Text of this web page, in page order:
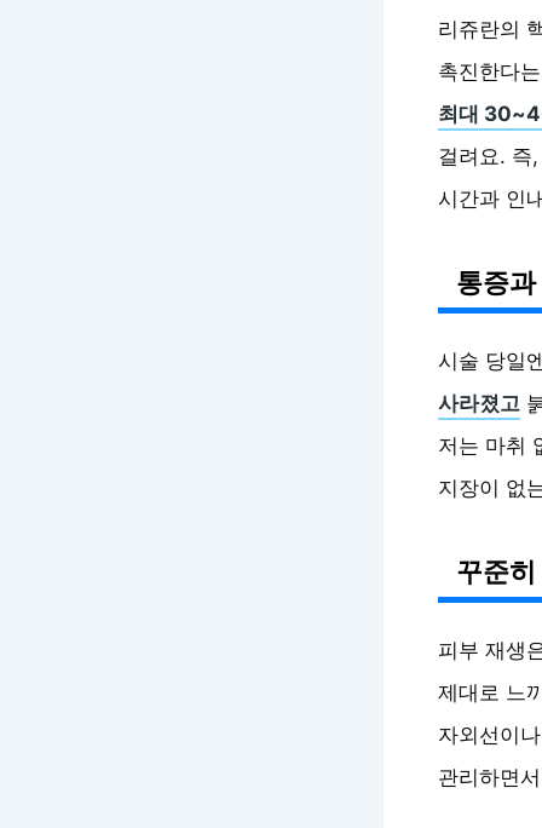
리쥬란의
촉진한다
최대
걸려요. 즉
시간과 인
통증
시술 당일
사라졌고
저는 마취
지장이 없
꾸준
피부 재생
제대로 느
자외선이
관리하면